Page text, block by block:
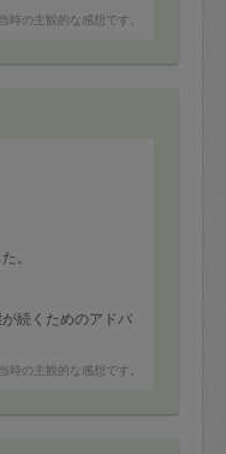
時の主観的な感想です。
。
続くためのアドバ
！
想像できるように
時の主観的な感想です。